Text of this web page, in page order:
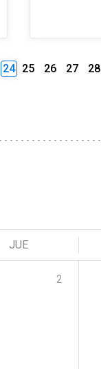
24 25 26 27 28
JUE
2